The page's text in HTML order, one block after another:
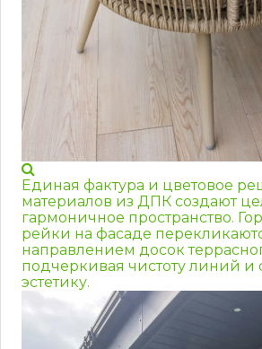
Единая фактура и цветовое
материалов из ДПК создают
гармоничное пространство.
рейки на фасаде
направлением досок
подчеркивая чистоту линий
эстетику.